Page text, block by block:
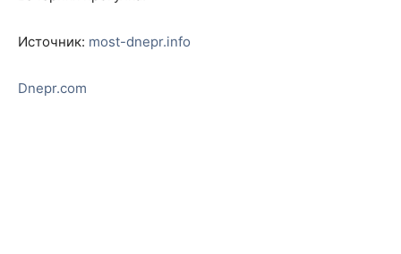
Источник: most-dnepr.info
Dnepr.com